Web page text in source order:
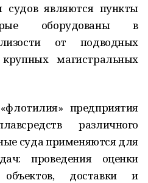
судов являются пункты
оборудованы в
от подводных
магистральных
предприятия
различного
суда применяются для
проведения оценки
доставки и